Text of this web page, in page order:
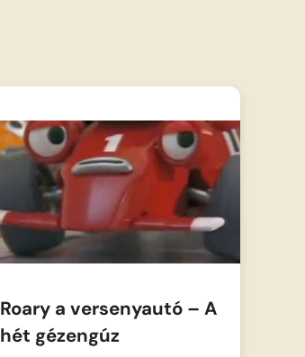
Roary a versenyautó – A
hét gézengúz